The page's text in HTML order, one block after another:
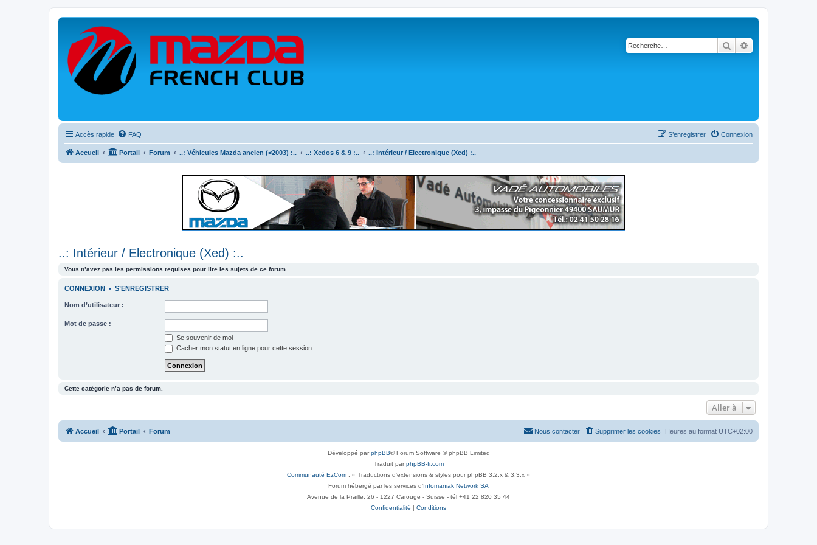
Rechercher
Accès rapide FAQ Connexion
S’enregistrer
Accueil Portail Forum ..: Véhicules Mazda ancien (<2003) :.. ..: Xedos 6 & 9 :.. ..: Intérieur / Electronique (Xed) :..
..: Intérieur / Electronique (Xed) :..
Vous n’avez pas les permissions requises pour lire les sujets de ce forum.
CONNEXION • S’ENREGISTRER
Nom d’utilisateur :
Mot de passe :
Se souvenir de moi
Cacher mon statut en ligne pour cette session
Cette catégorie n’a pas de forum.
Aller à
Accueil Portail Forum Heures au format UTC+02:00
Supprimer les cookies
Nous contacter
Développé parphpBB® Forum Software © phpBB Limited
Traduit parphpBB-fr.com
Communauté EzCom : « Traductions d'extensions & styles pour phpBB 3.2.x & 3.3.x »
Forum hébergé par les services d’Infomaniak Network SA
Avenue de la Praille, 26 - 1227 Carouge - Suisse - tél +41 22 820 35 44
Confidentialité | Conditions